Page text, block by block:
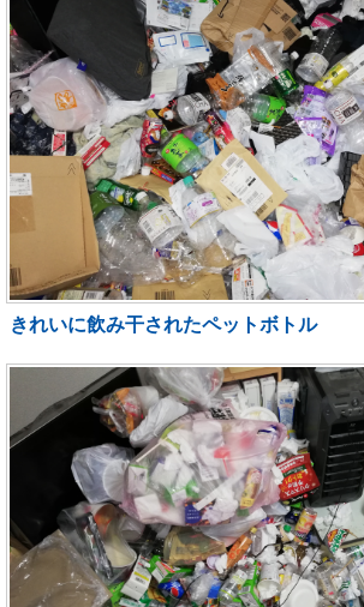
きれいに飲み干されたペットボトル